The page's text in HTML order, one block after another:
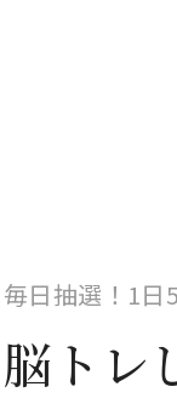
毎日抽選！1日
脳トレ